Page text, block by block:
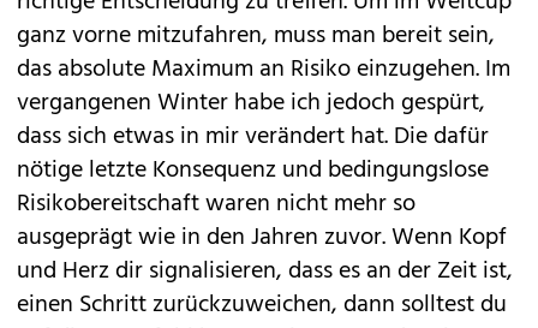
ganz vorne mitzufahren, muss man bereit sein,
das absolute Maximum an Risiko einzugehen. Im
vergangenen Winter habe ich jedoch gespürt,
dass sich etwas in mir verändert hat. Die dafür
nötige letzte Konsequenz und bedingungslose
Risikobereitschaft waren nicht mehr so
ausgeprägt wie in den Jahren zuvor. Wenn Kopf
und Herz dir signalisieren, dass es an der Zeit ist,
einen Schritt zurückzuweichen, dann solltest du